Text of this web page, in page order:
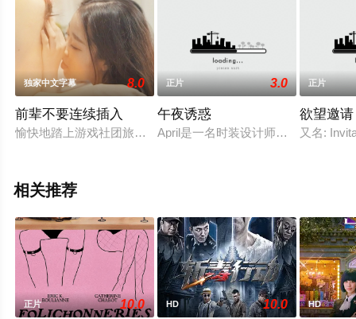
独家中文字幕 8.0
前辈不要连续插入
愉快地踏上游戏社团旅行...像什么也没发生一样 进来的前辈开始
正片 3.0
午夜诱惑
April是一名时装设计师，他参加了一
正片
欲望邀请
又名:
相关推荐
正片 10.0 HD 10.0 HD